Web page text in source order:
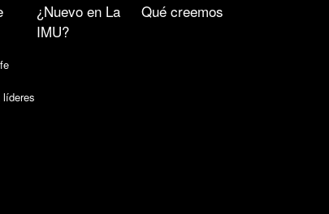
líderes
¿Nuevo en La
IMU?
Qué creemos